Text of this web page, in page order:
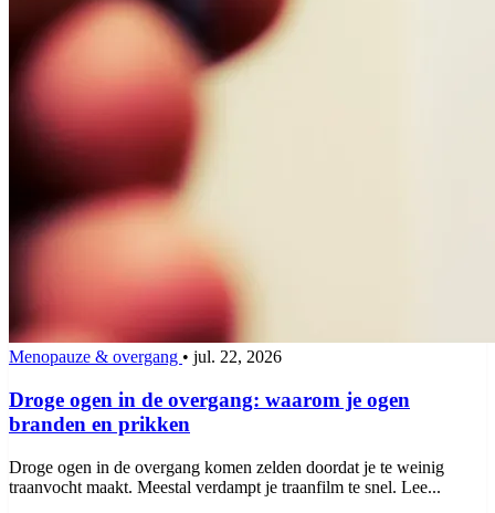
Menopauze & overgang • jul. 22, 2026
Droge ogen in de overgang: waarom je ogen
branden en prikken
Droge ogen in de overgang komen zelden doordat je te weinig
traanvocht maakt. Meestal verdampt je traanfilm te snel. Lee...